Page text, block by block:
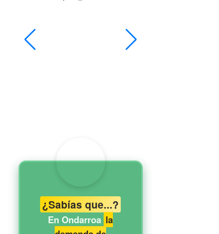
¿Sabías que...?
En Ondarroa la